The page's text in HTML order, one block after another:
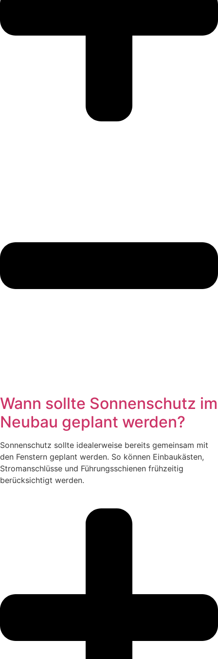
Wann sollte Sonnenschutz im
Neubau geplant werden?
Sonnenschutz sollte idealerweise bereits gemeinsam mit
den Fenstern geplant werden. So können Einbaukästen,
Stromanschlüsse und Führungsschienen frühzeitig
berücksichtigt werden.